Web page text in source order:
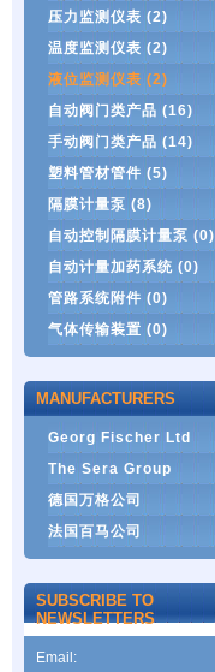
压力监测仪表 (2)
温度监测仪表 (2)
液位监测仪表 (2)
自动阀门类产品 (16)
手动阀门类产品 (14)
塑料管材管件 (5)
隔膜计量泵 (8)
自动控制隔膜计量泵 (0)
自动计量加药系统 (0)
管路系统附件 (0)
气体传输装置 (0)
MANUFACTURERS
Georg Fischer Ltd
The Sera Group
德国万格公司
法国百马公司
SUBSCRIBE TO
NEWSLETTERS
Email: